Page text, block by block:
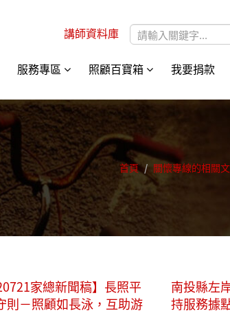
講師資料庫
搜尋表單
服務專區 照顧百寶箱 我要捐款
首頁 / 關懷專線的相關
家總新聞稿】長照平
則－照顧如長泳，互助游
南投縣左
持服務據